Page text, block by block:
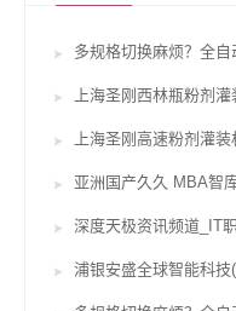
多规格切换麻烦？全
上海圣刚高速粉剂灌
亚洲国产久久 MBA智
浦银安盛全球智能科技